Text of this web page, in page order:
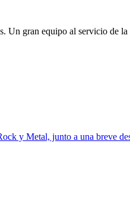
Un gran equipo al servicio de la
y Metal, junto a una breve